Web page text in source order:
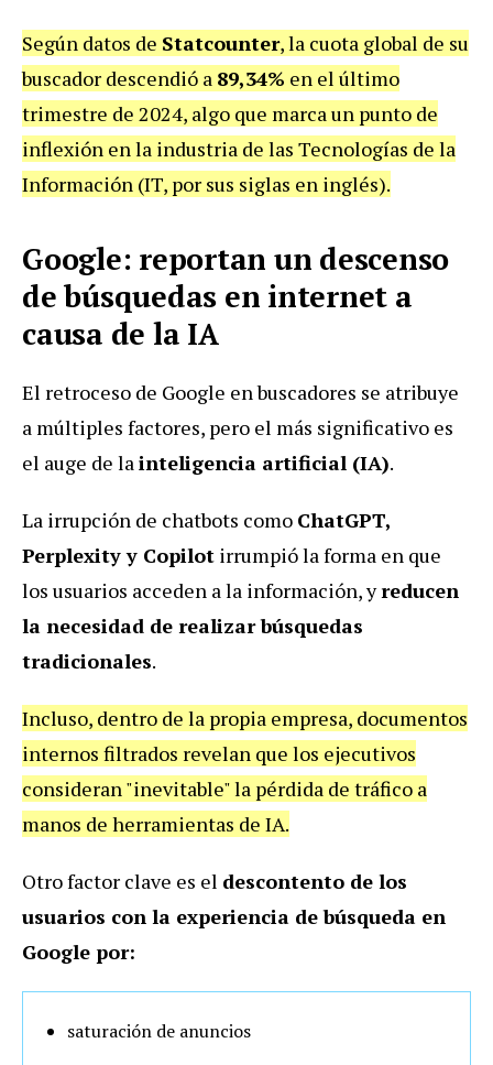
Según datos de Statcounter, la cuota global de su
buscador descendió a 89,34% en el último
trimestre de 2024, algo que marca un punto de
inflexión en la industria de las Tecnologías de la
Información (IT, por sus siglas en inglés).
Google: reportan un descenso
de búsquedas en internet a
causa de la IA
El retroceso de Google en buscadores se atribuye
a múltiples factores, pero el más significativo es
el auge de lainteligencia artificial (IA).
La irrupción de chatbots como ChatGPT,
Perplexity y Copilot irrumpió la forma en que
los usuarios acceden a la información, yreducen
la necesidad de realizar búsquedas
tradicionales.
Incluso, dentro de la propia empresa, documentos
internos filtrados revelan que los ejecutivos
consideran "inevitable" la pérdida de tráfico a
manos de herramientas de IA.
Otro factor clave es el descontento de los
usuarios con la experiencia de búsqueda en
Google por:
saturación de anuncios